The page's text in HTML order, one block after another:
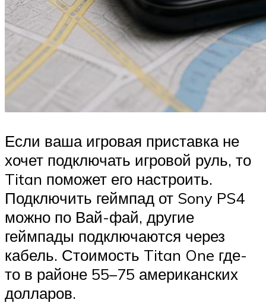
Если ваша игровая приставка не
хочет подключать игровой руль, то
Titan поможет его настроить.
Подключить геймпад от Sony PS4
можно по Вай-фай, другие
геймпады подключаются через
кабель. Стоимость Titan One где-
то в районе 55–75 американских
долларов.